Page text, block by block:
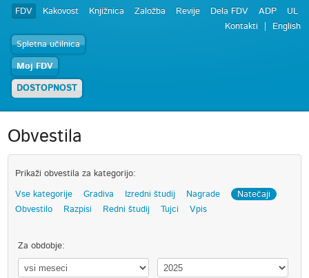
FDV Kakovost Knjižnica Založba Revije Dela FDV ADP
UL
Kontakti
English
Spletna učilnica
Moj FDV
DOSTOPNOST
Obvestila
Prikaži obvestila za kategorijo:
Vse kategorije Gradiva Izredni študij Nagrade
Natečaji
Obvestilo
Razpisi Redni študij Tujci Vpis
Za obdobje: